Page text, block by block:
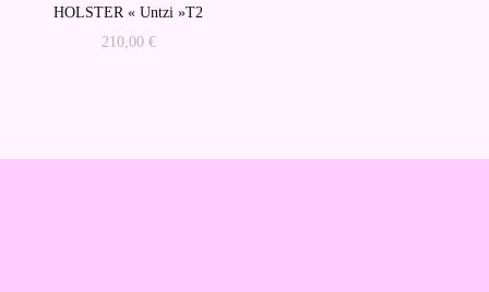
HOLSTER « Untzi »T2
210,00 €